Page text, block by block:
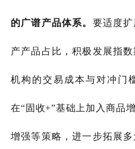
的广谱产品体系。 要适度
产产品占比，积极发展指
机构的交易成本与对冲门
在“固收+”基础上加入商品
增强等策略，进一步拓展